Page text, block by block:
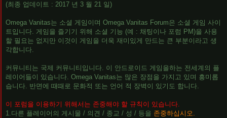
(최종 업데이트 : 2017 년 3 월 21 일)
Omega Vanitas는 소셜 게임이며 Omega Vanitas Forum은 소셜 게임 사이
트입니다. 게임을 즐기기 위해 소셜 기능 (예 : 채팅이나 포럼 PM)을 사용
할 필요는 없지만 이것이 게임을 더욱 재미있게 만드는 큰 부분이라고 생
각합니다.
커뮤니티는 국제 커뮤니티입니다. 이 안드로이드 게임을하는 전세계의 플
레이어들이 있습니다. Omega Vanitas는 많은 장점을 가지고 있며 흥미롭
습니다. 반면에 때때로 문화적 또는 언어 적 장벽이 있기도 합니다.
이 포럼을 이용하기 위해서는 존중해야 할 규칙이 있습니다.
1.다른 플레이어의 게시물 / 의견 / 종교 / 성 / 등을 존중하십시오.